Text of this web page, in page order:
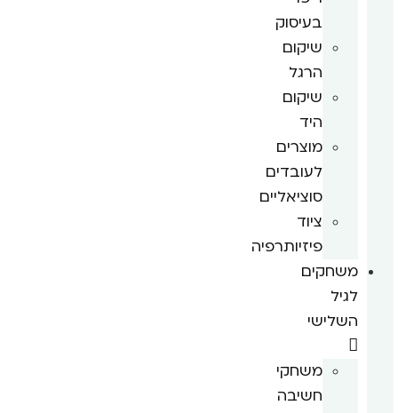
בעיסוק
שיקום
הרגל
שיקום
היד
מוצרים
לעובדים
סוציאליים
ציוד
פיזיותרפיה
משחקים
לגיל
השלישי
משחקי
חשיבה